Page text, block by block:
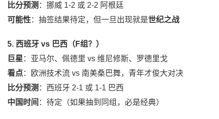
比分预测 ：挪威 1-2 或 2-2 阿根廷
可能性：抽签结果待定，但一旦出现就是世纪之战
5. 西班牙 vs 巴西（F组？）
巨星 ：亚马尔、佩德里 vs 维尼修斯、罗德里戈
看点：欧洲技术流 vs 南美桑巴舞，青年才俊大对决
比分预测 ：西班牙 2-1 或 1-1 巴西
中国时间 ：待定（如果抽到同组，必是经典）